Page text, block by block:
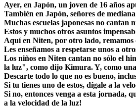
Ayer, en Japón, un joven de 16 años
También en Japón, señores de
Muchas escuelas japonesas no cantan
Estos y muchos otros asuntos
Aquí en Niten, por otro lado, remamos
Les enseñamos a respetarse unos a
Los niños en Niten cantan no sólo el
la luz", como dijo Kimura. Y, como una
Descarte todo lo que no es bueno,
Si tu tienes uno de estos, dígale a la
Si no, entonces venga a esta jornada,
a la velocidad de la luz!